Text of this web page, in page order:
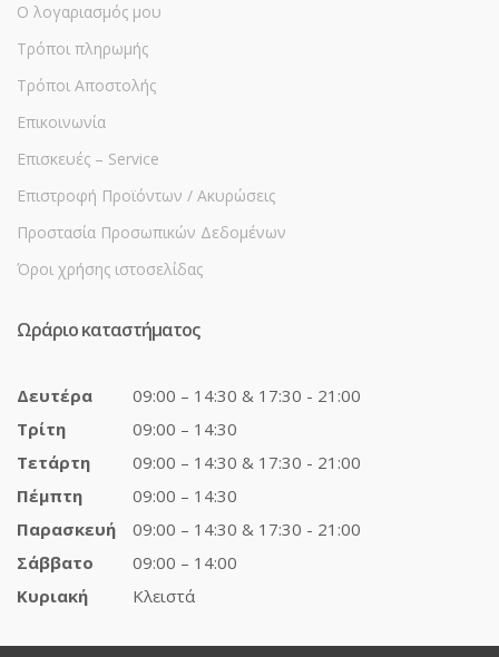
Ο λογαριασμός μου
Τρόποι πληρωμής
Τρόποι Αποστολής
Επικοινωνία
Επισκευές – Service
Επιστροφή Προϊόντων / Ακυρώσεις
Προστασία Προσωπικών Δεδομένων
Όροι χρήσης ιστοσελίδας
Ωράριο καταστήματος
Δευτέρα
09:00 – 14:30 & 17:30 - 21:00
Τρίτη
09:00 – 14:30
Τετάρτη
09:00 – 14:30 & 17:30 - 21:00
Πέμπτη
09:00 – 14:30
Παρασκευή
09:00 – 14:30 & 17:30 - 21:00
Σάββατο
09:00 – 14:00
Κυριακή
Κλειστά